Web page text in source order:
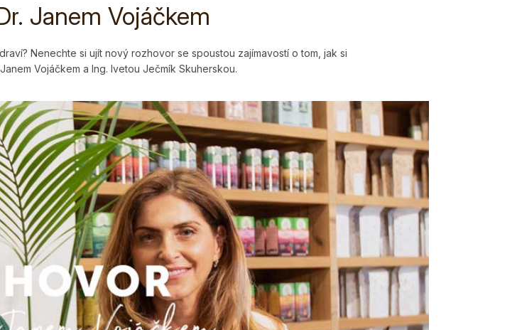
Janem Vojáčkem
Nenechte si ujít nový rozhovor se spoustou zajímavostí o tom, jak si
Vojáčkem a Ing. Ivetou Ječmík Skuherskou.